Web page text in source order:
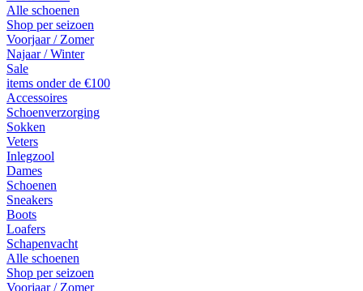
Alle schoenen
Shop per seizoen
Voorjaar / Zomer
Najaar / Winter
Sale
items onder de €100
Accessoires
Schoenverzorging
Sokken
Veters
Inlegzool
Dames
Schoenen
Sneakers
Boots
Loafers
Schapenvacht
Alle schoenen
Shop per seizoen
Voorjaar / Zomer